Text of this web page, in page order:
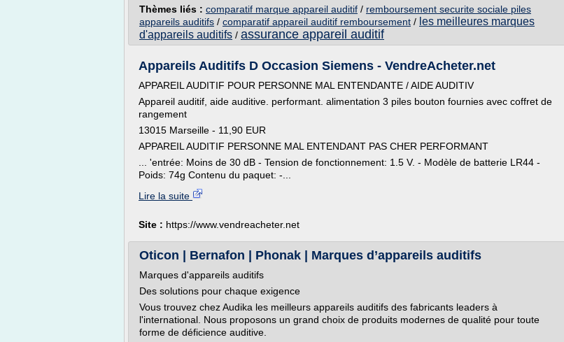
Thèmes liés : comparatif marque appareil auditif / remboursement securite sociale piles
appareils auditifs / comparatif appareil auditif remboursement / les meilleures marques
d'appareils auditifs / assurance appareil auditif
Appareils Auditifs D Occasion Siemens - VendreAcheter.net
APPAREIL AUDITIF POUR PERSONNE MAL ENTENDANTE / AIDE AUDITIV
Appareil auditif, aide auditive. performant. alimentation 3 piles bouton fournies avec coffret de
rangement
13015 Marseille - 11,90 EUR
APPAREIL AUDITIF PERSONNE MAL ENTENDANT PAS CHER PERFORMANT
... 'entrée: Moins de 30 dB - Tension de fonctionnement: 1.5 V. - Modèle de batterie LR44 -
Poids: 74g Contenu du paquet: -...
Lire la suite
Site : https://www.vendreacheter.net
Oticon | Bernafon | Phonak | Marques d’appareils auditifs
Marques d'appareils auditifs
Des solutions pour chaque exigence
Vous trouvez chez Audika les meilleurs appareils auditifs des fabricants leaders à
l'international. Nous proposons un grand choix de produits modernes de qualité pour toute
forme de déficience auditive.